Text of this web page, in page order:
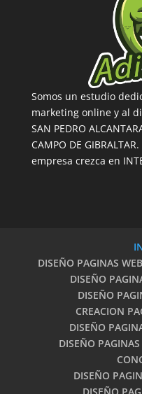
Somos un estudio
marketing online y al
SAN PEDRO
CAMPO DE
empresa crezca en
DISEÑO PAGINAS
DISEÑO
DISEÑO
CREACION
DISEÑO
DISEÑO
DISEÑO
DISEÑO